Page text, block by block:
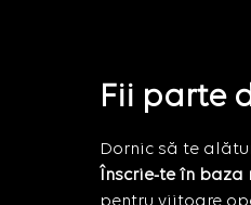
Fii parte
Dornic să te
Înscrie-te în
pentru viitoare